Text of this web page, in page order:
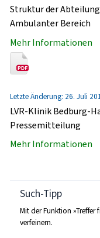
Struktur der
Ambulanter Bereich
Mehr Informationen
Letzte Änderung: 26. Juli
LVR-Klinik Bedburg-
Pressemitteilung
Mehr Informationen
Such-Tipp
Mit der Funktion »Treffer
verfeinern.